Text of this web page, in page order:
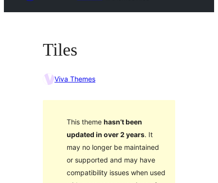
Tiles
Viva Themes
This theme hasn’t been
updated in over 2 years. It
may no longer be maintained
or supported and may have
compatibility issues when used